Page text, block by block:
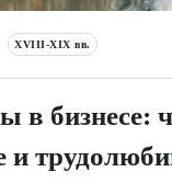
XVIII-XIX вв.
в бизнесе:
и